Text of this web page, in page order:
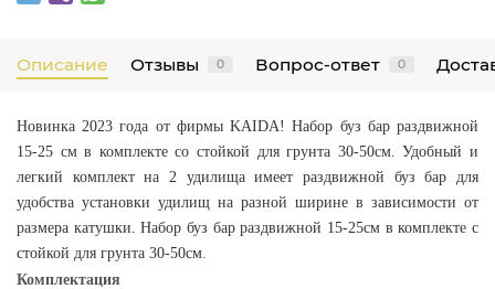
Описание Отзывы 0 Вопрос-ответ 0
Новинка 2023 года от фирмы KAIDA! Набор буз бар раздвижной
15-25 см в комплекте со стойкой для грунта 30-50см. Удобный и
легкий комплект на 2 удилища имеет раздвижной буз бар для
удобства установки удилищ на разной ширине в зависимости от
размера катушки.
Набор буз бар раздвижной 15-25см в комплекте с
стойкой для грунта 30-50см.
Комплектация